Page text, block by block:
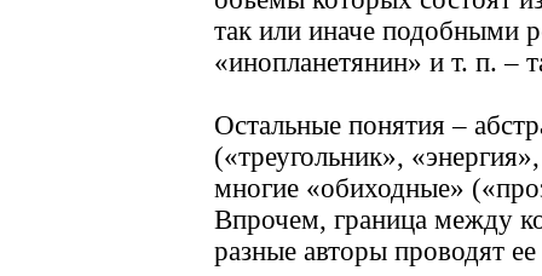
так или иначе подобными
«инопланетянин» и т. п. –
Остальные понятия –
(«треугольник»,
многие «обиходные»
Впрочем, граница между
разные авторы проводят